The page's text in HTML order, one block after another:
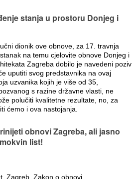
stanja u prostoru Donjeg i
dionik ove obnove, za 17. travnja
na temu cjelovite obnove Donjeg i
Zagreba dobilo je navedeni poziv
uputiti svog predstavnika na ovaj
uzvanika kojih je više od 35,
s razine državne vlasti, ne
polučiti kvalitetne rezultate, no, za
ćemo i ova nastojanja.
obnovi Zagreba, ali jasno
list!
, Zagreb, Zakon o obnovi